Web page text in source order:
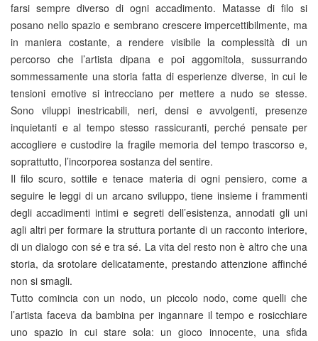
farsi sempre diverso di ogni accadimento. Matasse di filo si
posano nello spazio e sembrano crescere impercettibilmente, ma
in maniera costante, a rendere visibile la complessità di un
percorso che l’artista dipana e poi aggomitola, sussurrando
sommessamente una storia fatta di esperienze diverse, in cui le
tensioni emotive si intrecciano per mettere a nudo se stesse.
Sono viluppi inestricabili, neri, densi e avvolgenti, presenze
inquietanti e al tempo stesso rassicuranti, perché pensate per
accogliere e custodire la fragile memoria del tempo trascorso e,
soprattutto, l’incorporea sostanza del sentire.
Il filo scuro, sottile e tenace materia di ogni pensiero, come a
seguire le leggi di un arcano sviluppo, tiene insieme i frammenti
degli accadimenti intimi e segreti dell’esistenza, annodati gli uni
agli altri per formare la struttura portante di un racconto interiore,
di un dialogo con sé e tra sé. La vita del resto non è altro che una
storia, da srotolare delicatamente, prestando attenzione affinché
non si smagli.
Tutto comincia con un nodo, un piccolo nodo, come quelli che
l’artista faceva da bambina per ingannare il tempo e rosicchiare
uno spazio in cui stare sola: un gioco innocente, una sfida